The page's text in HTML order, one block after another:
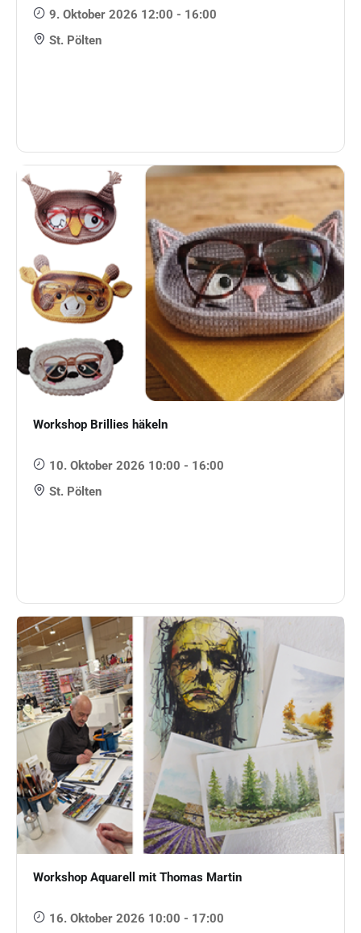
9. Oktober 2026 12:00 - 16:00
St. Pölten
Workshop Brillies häkeln
10. Oktober 2026 10:00 - 16:00
St. Pölten
Workshop Aquarell mit Thomas Martin
16. Oktober 2026 10:00 - 17:00